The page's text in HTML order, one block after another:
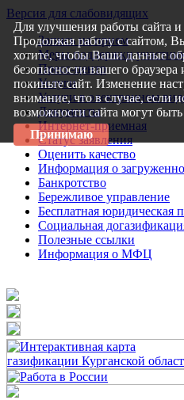
Версия для слабовидящих
Запись на прием
Меры поддержки
Пресс-центр
Услуги
Услуги в электронном
Документы
Интернет-приемная
Статус заявления
Оценить качество
Информация о
Банкротство
Бережливое управление
Бесплатная юридическая
Социальная
Полезные ссылки
Информация о МФЦ
Для улучшения работы сайта
Продолжая работу с сайтом,
хотите, чтобы Ваши данные
безопасности вашего
покиньте сайт. Изменение
внимание, что в случае, если
возможности сайта могут
Принимаю